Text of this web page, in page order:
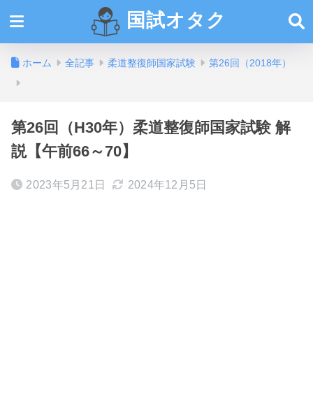
国試オタク
ホーム 全記事 柔道整復師国家試験 第26回（2018年）
第26回（H30年）柔道整復師国家試験 解
説【午前66～70】
2023年5月21日 2024年12月5日